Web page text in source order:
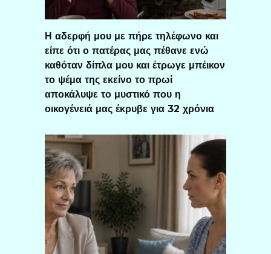
Η αδερφή μου με πήρε τηλέφωνο και
είπε ότι ο πατέρας μας πέθανε ενώ
καθόταν δίπλα μου και έτρωγε μπέικον
το ψέμα της εκείνο το πρωί
αποκάλυψε το μυστικό που η
οικογένειά μας έκρυβε για 32 χρόνια